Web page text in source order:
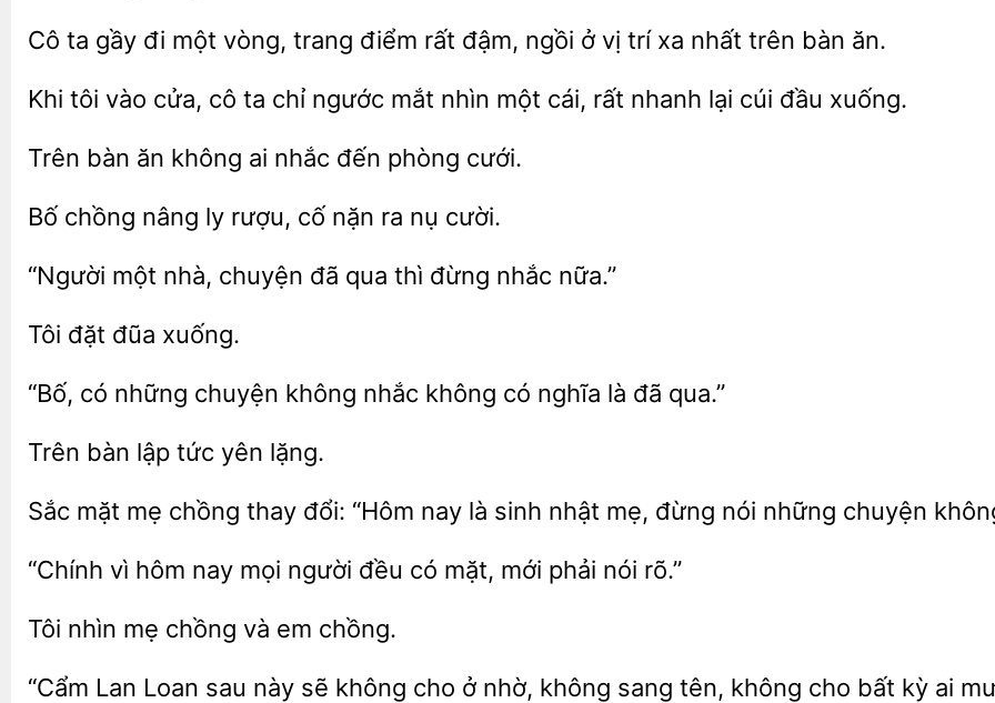
Cô ta gầy đi vòng, trang điểm rất đậm, ngồi vị trí xa nhất trên bàn
Khi vào cô ta chỉ mắt nhìn một cái, rất nhanh lại cúi đầu xuống.
Trên bàn ăn ai nhắc đến
Bố chồng nâng ly cố nặn ra
“Người một nhà, chuyện qua đừng nữa.”
đũa
“Bố, có chuyện không nhắc không nghĩa là qua.”
Trên yên lặng.
Sắc mẹ chồng thay “Hôm nay là sinh nhật mẹ, nói những chuyện
“Chính hôm mọi người đều có mặt, mới phải rõ.”
Tôi chồng và chồng.
“Cẩm Lan Loan sau này sẽ không cho ở nhờ, không sang tên, cho kỳ ai